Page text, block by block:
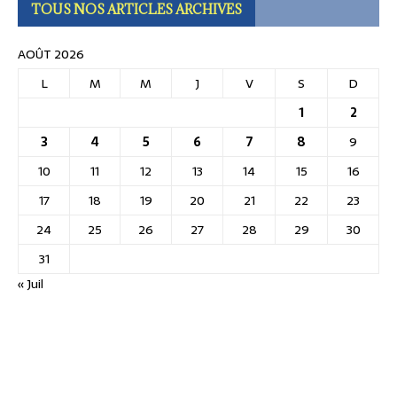
TOUS NOS ARTICLES ARCHIVES
AOÛT 2026
L
M M J V S
D
1
2
3
4 5 6 7 8
9
10
11 12 13 14 15
16
17
18 19 20 21 22
23
24
25 26 27 28 29
30
31
« Juil